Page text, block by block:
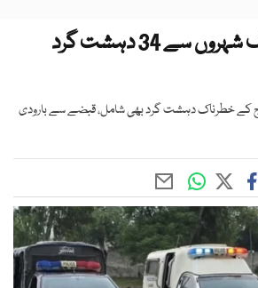
پنجاب کے مختلف شہروں سے 34 دہشت گرد
کے خطرناک دہشت گرد بھی شامل، قبضے سے بارودی